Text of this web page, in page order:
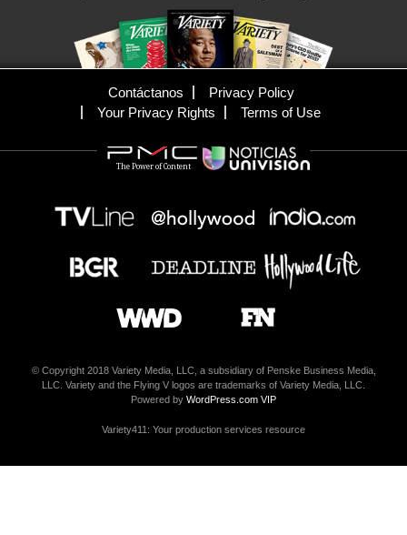
Contáctanos
Privacy Policy
Your Privacy Rights
Terms of Use
The Power of Content
© Copyright 2018 Variety Media, LLC, a subsidiary of Penske Business Media,
LLC. Variety and the Flying V logos are trademarks of Variety Media, LLC.
Powered by WordPress.com VIP
Variety411: Your production services resource